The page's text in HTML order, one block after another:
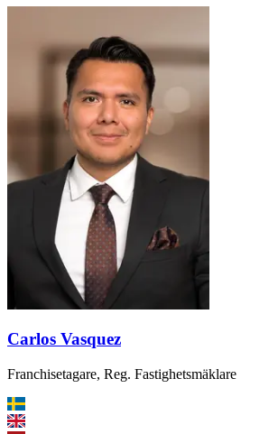
Carlos Vasquez
Franchisetagare, Reg. Fastighetsmäklare